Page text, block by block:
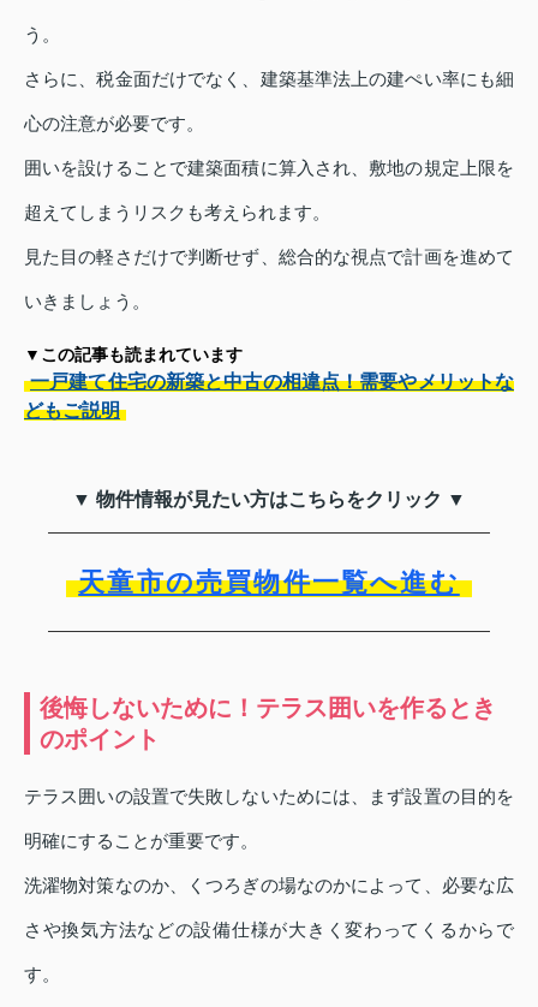
う。
さらに、税金面だけでなく、建築基準法上の建ぺい率にも細
心の注意が必要です。
囲いを設けることで建築面積に算入され、敷地の規定上限を
超えてしまうリスクも考えられます。
見た目の軽さだけで判断せず、総合的な視点で計画を進めて
いきましょう。
▼この記事も読まれています
一戸建て住宅の新築と中古の相違点！需要やメリットな
どもご説明
▼ 物件情報が見たい方はこちらをクリック ▼
天童市の売買物件一覧へ進む
後悔しないために！テラス囲いを作るとき
のポイント
テラス囲いの設置で失敗しないためには、まず設置の目的を
明確にすることが重要です。
洗濯物対策なのか、くつろぎの場なのかによって、必要な広
さや換気方法などの設備仕様が大きく変わってくるからで
す。